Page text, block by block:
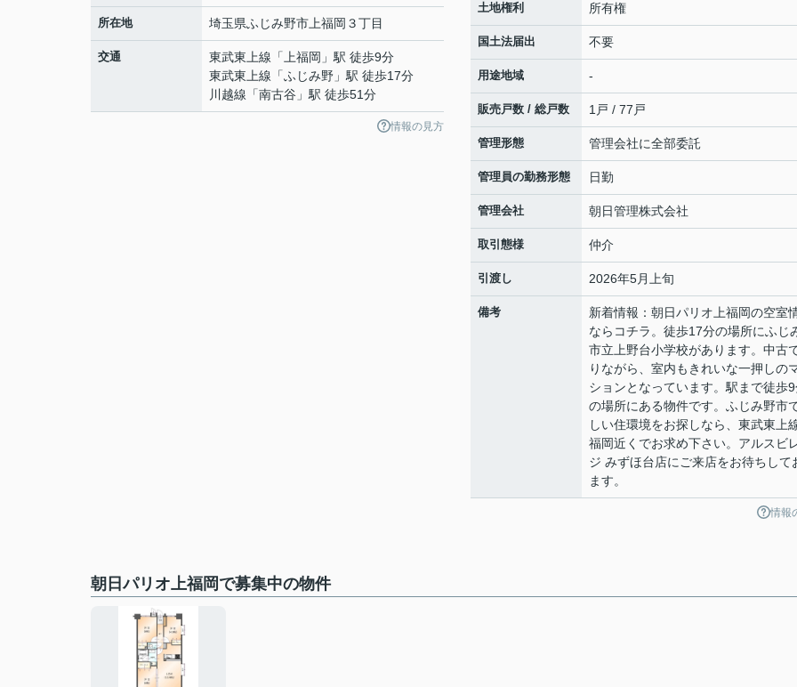
所在地 埼玉県ふじみ野市 上福岡 ３丁目
交通 東武東上線 「 上福岡 」駅 徒歩9分
東武東上線 「ふじみ野 」駅 徒歩17分
川越線 「南古谷 」駅 徒歩51分
情報の見方
土地権利 所有権
国土法届出 不要
用途地域 -
販売戸数 / 総戸数 1戸 / 77戸
管理形態 管理会社に全部委託
管理員の勤務形態 日勤
管理会社 朝日管理株式会社
取引態様 仲介
引渡し 2026年5月上旬
備考
新着情報：朝日パリオ上福岡の空室
ならコチラ。徒歩17分の場所にふじ
市立上野台小学校があります。中古
りながら、室内もきれいな一押しの
ションとなっています。駅まで徒歩
の場所にある物件です。ふじみ野市
しい住環境をお探しなら、東武東上
福岡近くでお求め下さい。アルスビ
ジ みずほ台店にご来店をお待ちして
ます。
情報
朝日パリオ上福岡で募集中の物件